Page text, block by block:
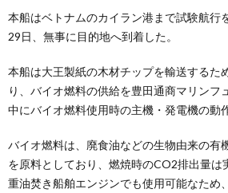
本船はベトナムのカイラン港まで試験航行
29日、無事に目的地へ到着した。
本船は大王製紙の木材チップを輸送するた
り、バイオ燃料の供給を豊田通商マリンフ
中にバイオ燃料使用時の主機・発電機の動
バイオ燃料は、廃食油などの生物由来の有
を原料としており、燃焼時のCO2排出量は
重油焚き船舶エンジンでも使用可能なため